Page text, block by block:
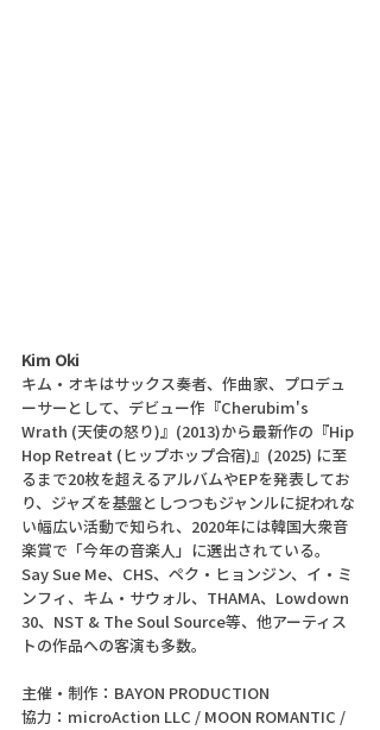
Kim Oki
キム・オキはサックス奏者、作曲家、プロデュ
ーサーとして、デビュー作『Cherubim's
Wrath (天使の怒り)』(2013)から最新作の『Hip
Hop Retreat (ヒップホップ合宿)』(2025) に至
るまで20枚を超えるアルバムやEPを発表してお
り、ジャズを基盤としつつもジャンルに捉われな
い幅広い活動で知られ、2020年には韓国大衆音
楽賞で「今年の音楽人」に選出されている。
Say Sue Me、CHS、ペク・ヒョンジン、イ・ミ
ンフィ、キム・サウォル、THAMA、Lowdown
30、NST & The Soul Source等、他アーティス
トの作品への客演も多数。
主催・制作：BAYON PRODUCTION
協力：microAction LLC / MOON ROMANTIC /